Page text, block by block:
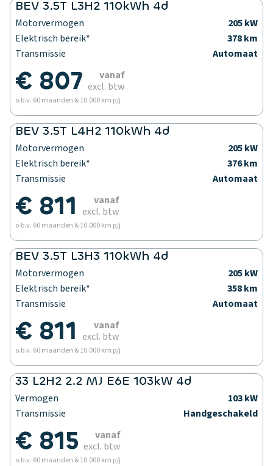
BEV 3.5T L3H2 110kWh 4d
Motorvermogen
205 kW
Elektrisch bereik*
378 km
Transmissie
Automaat
€ 807
vanaf
excl. btw
o.b.v. 60 maanden & 10.000 km p/j
BEV 3.5T L4H2 110kWh 4d
Motorvermogen
205 kW
Elektrisch bereik*
376 km
Transmissie
Automaat
€ 811
vanaf
excl. btw
o.b.v. 60 maanden & 10.000 km p/j
BEV 3.5T L3H3 110kWh 4d
Motorvermogen
205 kW
Elektrisch bereik*
358 km
Transmissie
Automaat
€ 811
vanaf
excl. btw
o.b.v. 60 maanden & 10.000 km p/j
33 L2H2 2.2 MJ E6E 103kW 4d
Vermogen
103 kW
Transmissie
Handgeschakeld
€ 815
vanaf
excl. btw
o.b.v. 60 maanden & 10.000 km p/j